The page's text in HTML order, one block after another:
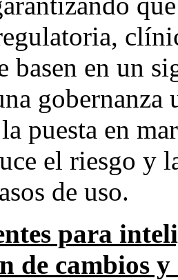
basen en un
puesta en
el riesgo y
de uso.
para
de cambios y